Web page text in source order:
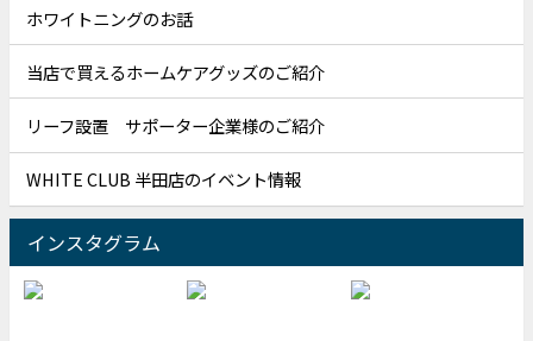
ホワイトニングのお話
当店で買えるホームケアグッズのご紹介
リーフ設置 サポーター企業様のご紹介
WHITE CLUB 半田店のイベント情報
インスタグラム